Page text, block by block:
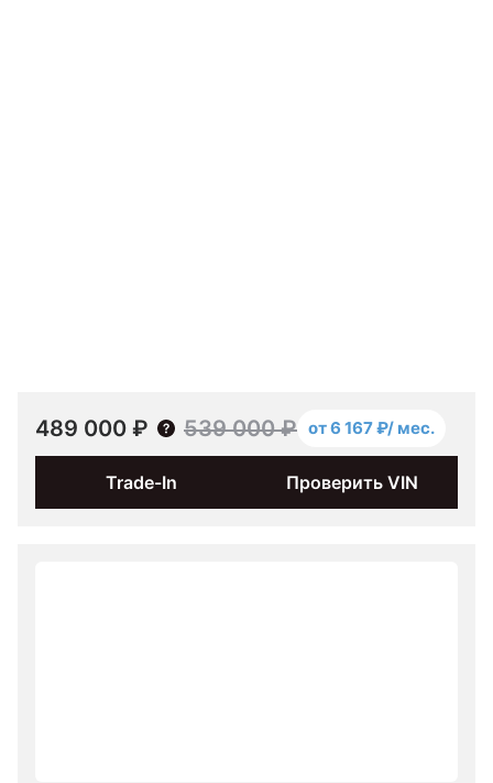
489 000 ₽ 539 000 ₽ от 6 167 ₽/ мес.
Trade-In Проверить VIN